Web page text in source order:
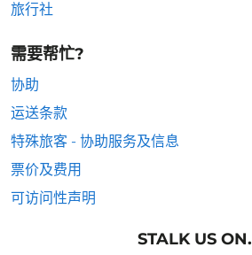
旅行社
需要帮忙?
协助
运送条款
特殊旅客 - 协助服务及信息
票价及费用
可访问性声明
STALK US